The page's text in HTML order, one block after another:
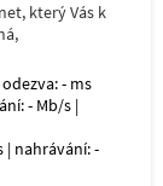
který Vás k
- ms
- Mb/s |
| nahrávání: -